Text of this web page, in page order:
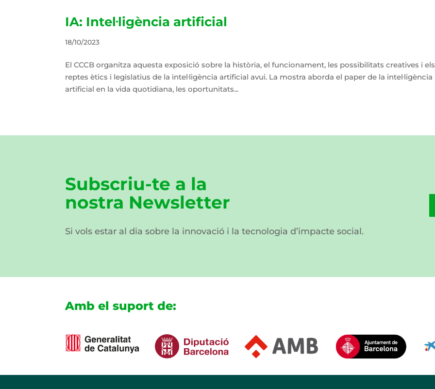
IA: Intel·ligència artificial
18/10/2023
El CCCB organitza aquesta exposició sobre la història, el funcionament, les possibilitats creatives i els
reptes ètics i legislatius de la intel·ligència artificial avui. La mostra aborda el paper de la intel·ligència
artificial en la vida quotidiana, les oportunitats...
Subscriu-te a la
nostra Newsletter
Si vols estar al dia sobre la innovació i la tecnologia d’impacte social.
Amb el suport de: